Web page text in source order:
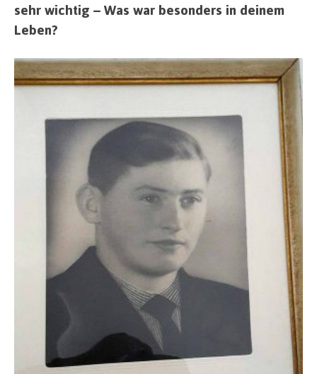
sehr wichtig – Was war besonders in deinem
Leben?